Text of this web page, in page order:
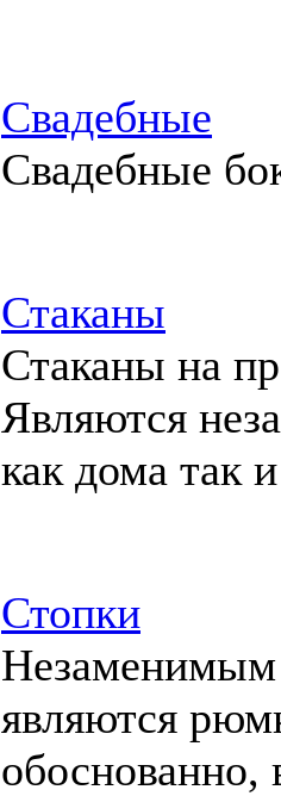
Свадебные
Свадебные
Стаканы
Стаканы на
Являются
как дома так
Стопки
Незаменимым
являются
обоснованно,